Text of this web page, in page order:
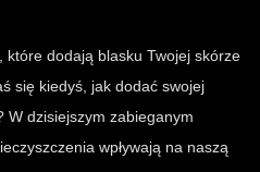
które dodają blasku Twojej skórze
się kiedyś, jak dodać swojej
W dzisiejszym zabieganym
wpływają na naszą